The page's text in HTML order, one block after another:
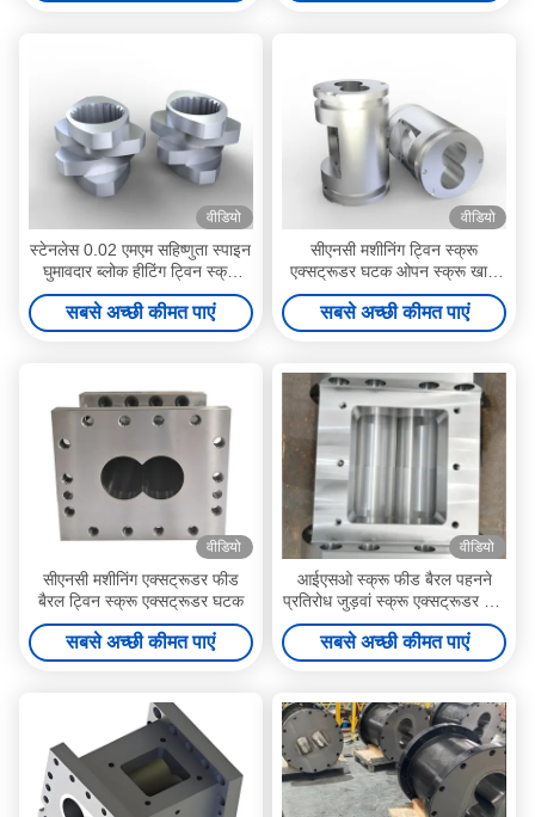
वीडियो
स्टेनलेस 0.02 एमएम सहिष्णुता स्पाइन
घुमावदार ब्लोक हीटिंग ट्विन स्क्रू
एक्सट्रूडर के लिए
सबसे अच्छी कीमत पाएं
वीडियो
सीएनसी मशीनिंग ट्विन स्क्रू
एक्सट्रूडर घटक ओपन स्क्रू खाद्य
उद्योग बैरल इन एक्सट्रूडर
सबसे अच्छी कीमत पाएं
वीडियो
सीएनसी मशीनिंग एक्सट्रूडर फीड
बैरल ट्विन स्क्रू एक्सट्रूडर घटक
सबसे अच्छी कीमत पाएं
वीडियो
आईएसओ स्क्रू फीड बैरल पहनने
प्रतिरोध जुड़वां स्क्रू एक्सट्रूडर भाग
के लिए Maris 219
सबसे अच्छी कीमत पाएं